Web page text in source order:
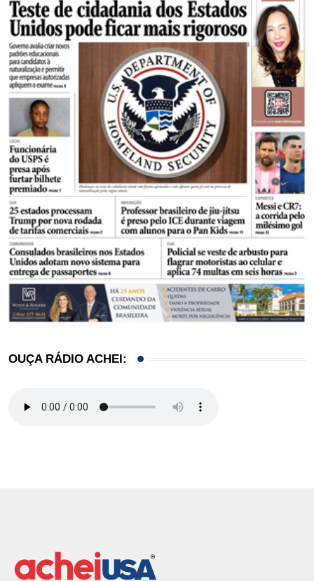
OUÇA RÁDIO ACHEI: